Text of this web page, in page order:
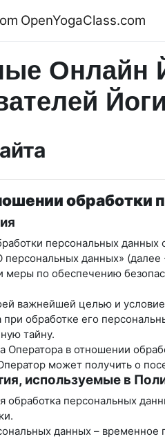
OpenYogaClass.com
Онлайн
обработки
персональных данных
данных»
меры по обеспечению
важнейшей целью и
обработке его
тайну.
Оператора в отношении
может получить о
используемые в
обработка персональных
данных –